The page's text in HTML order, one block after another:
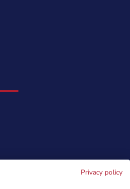
Privacy policy